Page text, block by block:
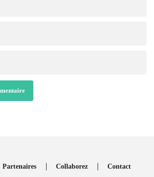
Partenaires Collaborez Contact